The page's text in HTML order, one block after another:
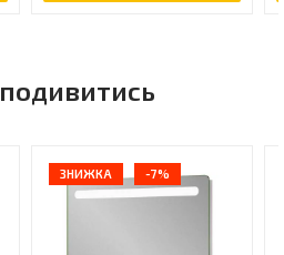
ЗНИЖКА -7%